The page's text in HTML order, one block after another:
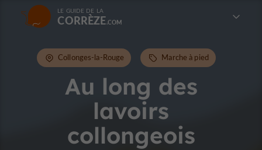
LE GUIDE DE LA
CORRÈZE
Au long des
lavoirs
collongeois
Collonges-la-Rouge Marche à pied